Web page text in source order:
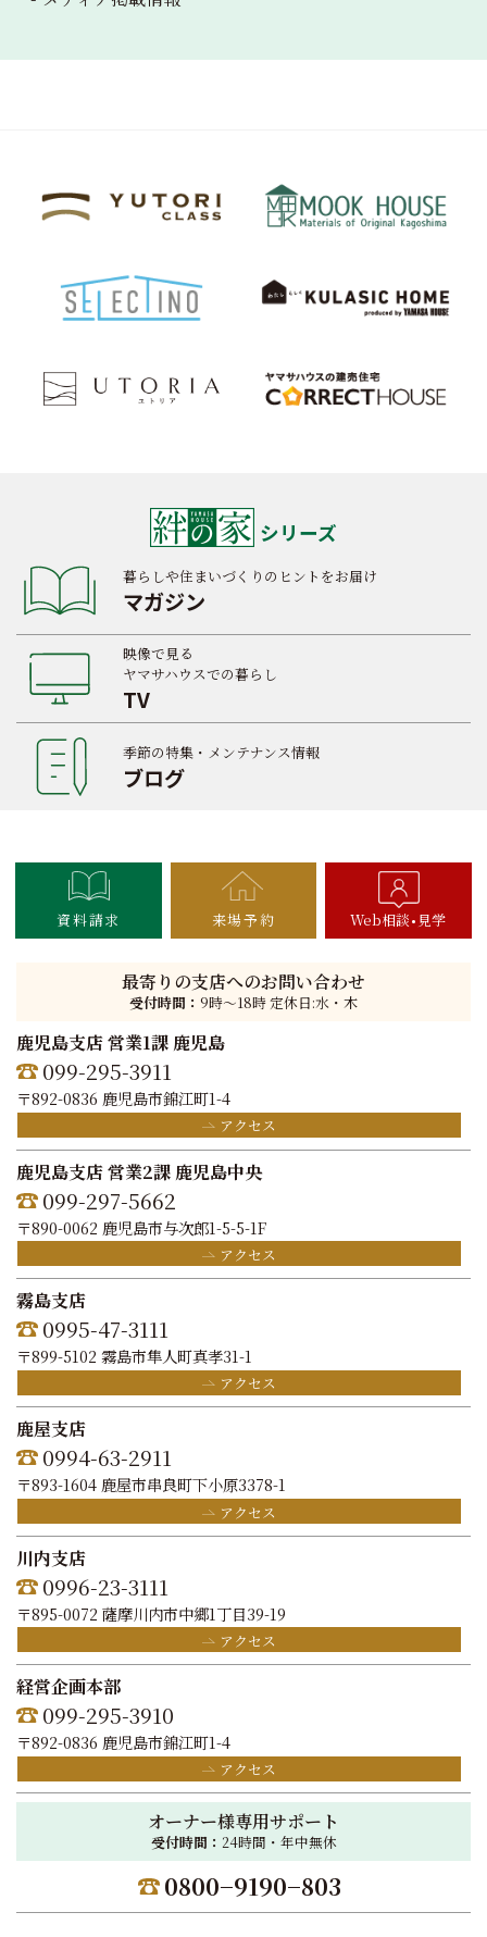
シリーズ
暮らしや住まいづくりのヒントをお届け
マガジン
映像で見る
ヤマサハウスでの暮らし
TV
季節の特集・メンテナンス情報
ブログ
資料請求 来場予約 Web相談 見学
最寄りの支店へのお問い合わせ
受付時間： 9時〜18時 定休日:水・木
鹿児島支店 営業1課 鹿児島
099-295-3911
〒892-0836 鹿児島市錦江町1-4
アクセス
鹿児島支店 営業2課 鹿児島中央
099-297-5662
〒890-0062 鹿児島市与次郎1-5-5-1F
アクセス
霧島支店
0995-47-3111
〒899-5102 霧島市隼人町真孝31-1
アクセス
鹿屋支店
0994-63-2911
〒893-1604 鹿屋市串良町下小原3378-1
アクセス
川内支店
0996-23-3111
〒895-0072 薩摩川内市中郷1丁目39-19
アクセス
経営企画本部
099-295-3910
〒892-0836 鹿児島市錦江町1-4
アクセス
オーナー様専用サポート
受付時間： 24時間・年中無休
0800−9190−803